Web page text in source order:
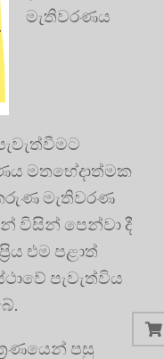
මැතිවරණය
මතභේදාත්මක
මැතිවරණ
විසින් පෙන්වා දී
එම පළාත්
පැවැත්විය
පසු